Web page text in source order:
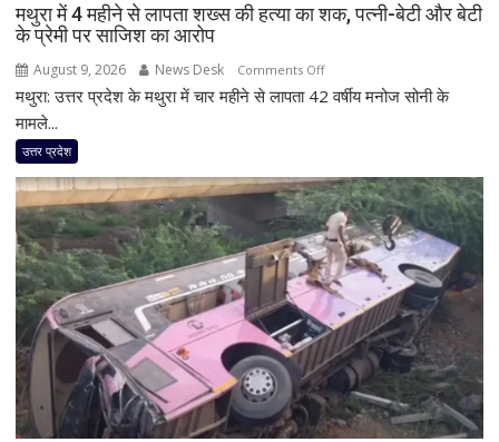
दिखी
की
झलक
मथुरा में 4 महीने से लापता शख्स की हत्या का शक, पत्नी-बेटी और बेटी
के प्रेमी पर साजिश का आरोप
August 9, 2026 News Desk Comments Offon
मथुरा
से
लापता
शख्स
की
हत्या
का
शक,
पत्नी-
बेटी
और
बेटी
मथुरा: उत्तर प्रदेश के मथुरा में चार महीने से लापता 42 वर्षीय मनोज सोनी के
मामले...
उत्तर प्रदेश